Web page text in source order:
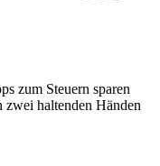
zum Steuern sparen